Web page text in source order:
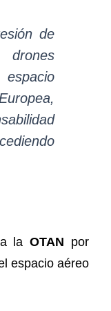
de
la OTAN por
espacio aéreo